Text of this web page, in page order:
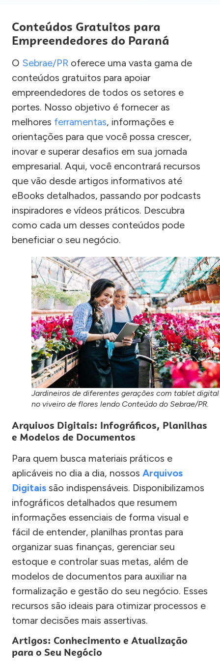
Conteúdos Gratuitos para
Empreendedores do Paraná
O Sebrae/PR oferece uma vasta gama de
conteúdos gratuitos para apoiar
empreendedores de todos os setores e
portes. Nosso objetivo é fornecer as
melhores ferramentas, informações e
orientações para que você possa crescer,
inovar e superar desafios em sua jornada
empresarial. Aqui, você encontrará recursos
que vão desde artigos informativos até
eBooks detalhados, passando por podcasts
inspiradores e vídeos práticos. Descubra
como cada um desses conteúdos pode
beneficiar o seu negócio.
Jardineiros de diferentes gerações com tablet digital
no viveiro de flores lendo Conteúdo do Sebrae/PR.
Arquivos Digitais: Infográficos, Planilhas
e Modelos de Documentos
Para quem busca materiais práticos e
aplicáveis no dia a dia, nossos Arquivos
Digitais são indispensáveis. Disponibilizamos
infográficos detalhados que resumem
informações essenciais de forma visual e
fácil de entender, planilhas prontas para
organizar suas finanças, gerenciar seu
estoque e controlar suas metas, além de
modelos de documentos para auxiliar na
formalização e gestão do seu negócio. Esses
recursos são ideais para otimizar processos e
tomar decisões mais assertivas.
Artigos: Conhecimento e Atualização
para o Seu Negócio